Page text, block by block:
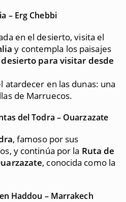
– Erg Chebbi
en el desierto, visita el
y contempla los paisajes
para visitar desde
atardecer en las dunas: una
de Marruecos.
del Todra – Ouarzazate
, famoso por sus
y continúa por la Ruta de
, conocida como la
Haddou – Marrakech